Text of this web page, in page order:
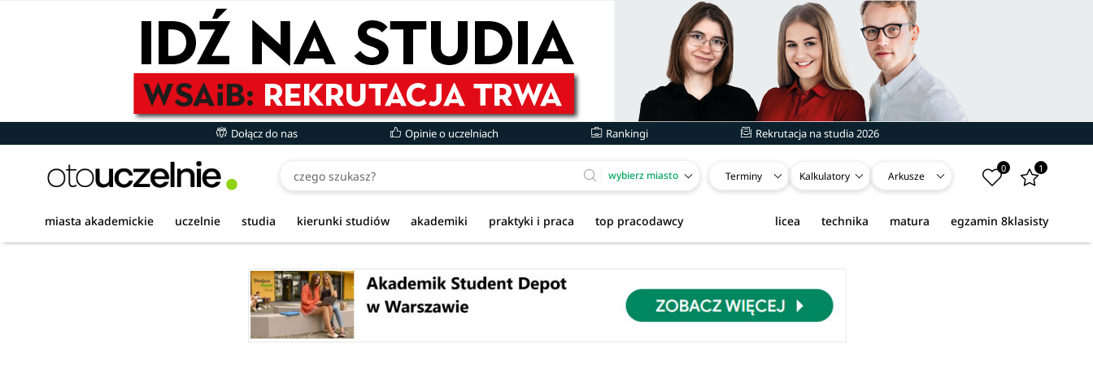
Dołącz do nas Opinie o uczelniach Rankingi Rekrutacja na studia 2026
wybierz miasto Terminy Kalkulatory Arkusze
0 1
miasta akademickie uczelnie studia kierunki studiów akademiki praktyki i praca top pracodawcy egzamin 8klasisty
matura
technika
licea